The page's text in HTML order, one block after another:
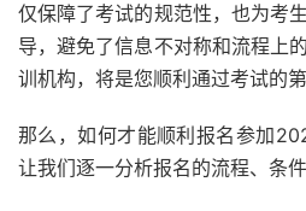
仅保障了考试的规范性，也为考
导，避免了信息不对称和流程上
训机构，将是您顺利通过考试的第
那么，如何才能顺利报名参加
让我们逐一分析报名的流程、条件